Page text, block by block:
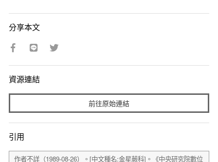
分享本文
資源連結
前往原始連結
引用